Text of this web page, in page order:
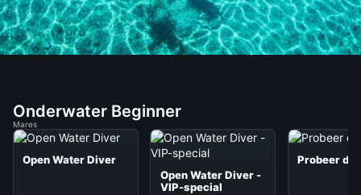
Onderwater Beginner
Mares
Open Water Diver
Open Water Diver -
VIP-special
Probeer